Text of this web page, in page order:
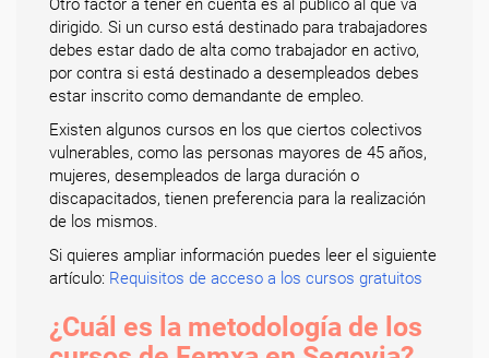
Otro factor a tener en cuenta es al público al que va
dirigido. Si un curso está destinado para trabajadores
debes estar dado de alta como trabajador en activo,
por contra si está destinado a desempleados debes
estar inscrito como demandante de empleo.
Existen algunos cursos en los que ciertos colectivos
vulnerables, como las personas mayores de 45 años,
mujeres, desempleados de larga duración o
discapacitados, tienen preferencia para la realización
de los mismos.
Si quieres ampliar información puedes leer el siguiente
artículo: Requisitos de acceso a los cursos gratuitos
¿Cuál es la metodología de los